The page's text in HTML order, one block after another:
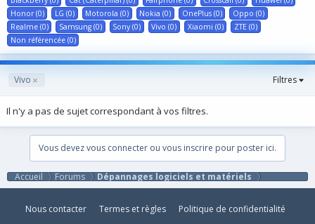
Honor (0)
LG (0) Motorola (0) Nokia (0) OnePlus (0)
Oppo (0)
Realme (0)
Samsung (0) Sony (0) Vivo (0) Xiaomi (0)
ZTE (0)
Non référencée (0)
Vivo Filtres
Il n'y a pas de sujet correspondant à vos filtres.
Vous devez vous connecter ou vous inscrire pour poster ici.
Accueil Forums Dépannages logiciels et matériels
Nous contacter Termes et règles Politique de confidentialité